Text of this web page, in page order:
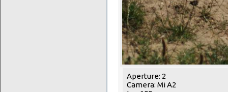
Aperture: 2
Camera: Mi A2